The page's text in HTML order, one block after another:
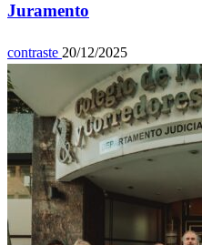
Juramento
contraste 20/12/2025